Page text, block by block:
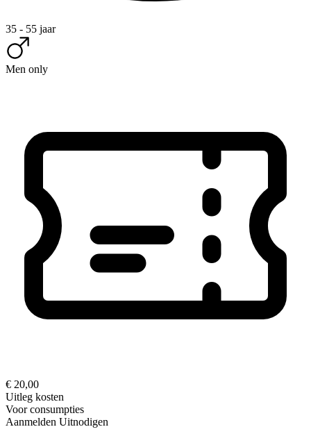
35 - 55 jaar
Men only
€ 20,00
Uitleg kosten
Voor consumpties
Aanmelden Uitnodigen